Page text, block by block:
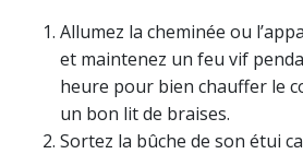
Allumez la cheminée ou
et maintenez un feu vif
heure pour bien chauffer le
un bon lit de braises.
Sortez la bûche de son étui